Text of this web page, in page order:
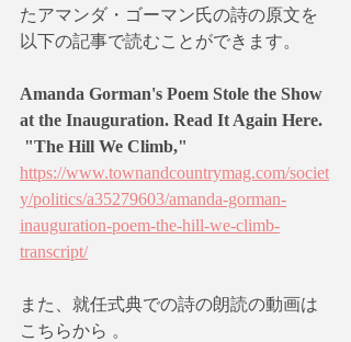
たアマンダ・ゴーマン氏の詩の原文を
以下の記事で読むことができます。
Amanda Gorman's Poem Stole the Show
at the Inauguration. Read It Again Here.
"The Hill We Climb,"
https://www.townandcountrymag.com/societ
y/politics/a35279603/amanda-gorman-
inauguration-poem-the-hill-we-climb-
transcript/
また、就任式典での詩の朗読の動画は
こちらから 。